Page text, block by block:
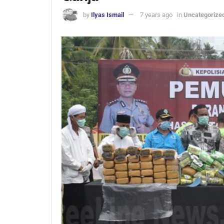
by Ilyas Ismail 7 years ago in